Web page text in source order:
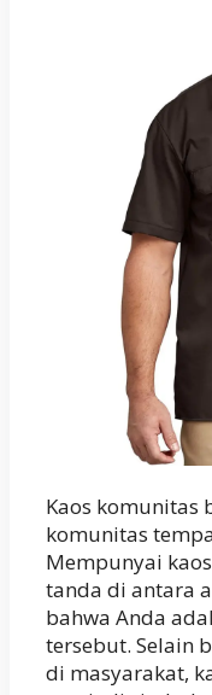
Kaos komunitas
komunitas
Mempunyai
tanda di antara
bahwa Anda
tersebut. Selain
di masyarakat,